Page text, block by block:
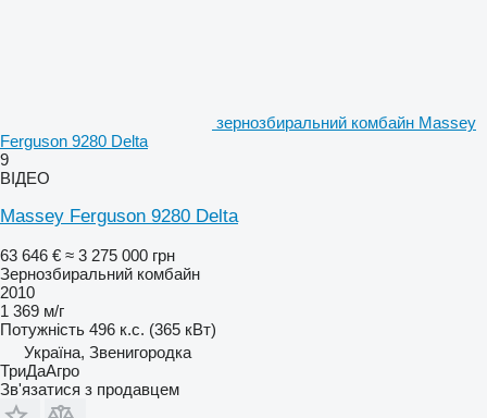
зернозбиральний комбайн Massey
Ferguson 9280 Delta
9
ВІДЕО
Massey Ferguson 9280 Delta
63 646 € ≈ 3 275 000 грн
Зернозбиральний комбайн
2010
1 369 м/г
Потужність 496 к.с. (365 кВт)
Україна, Звенигородка
ТриДаАгро
Зв'язатися з продавцем